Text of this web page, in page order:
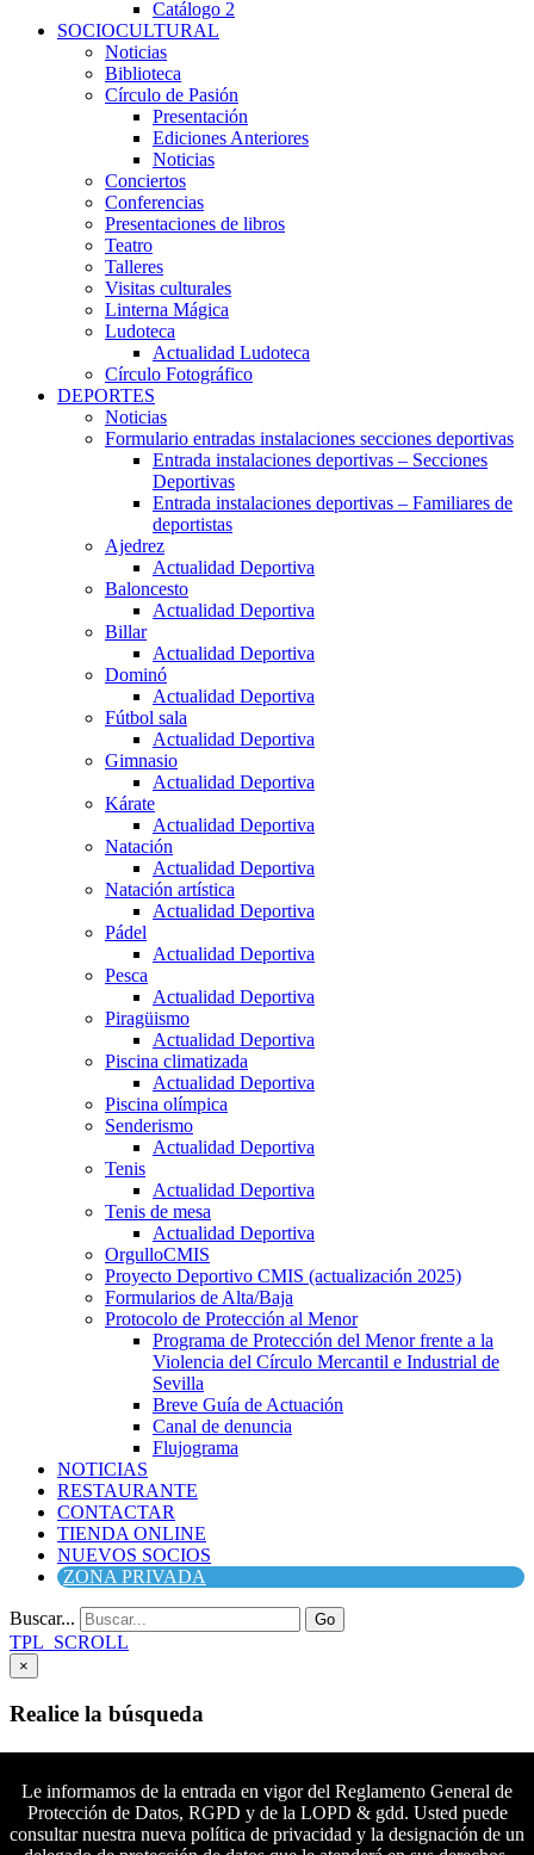
Catálogo 2
SOCIOCULTURAL
Noticias
Biblioteca
Círculo de Pasión
Presentación
Ediciones Anteriores
Noticias
Conciertos
Conferencias
Presentaciones de libros
Teatro
Talleres
Visitas culturales
Linterna Mágica
Ludoteca
Actualidad Ludoteca
Círculo Fotográfico
DEPORTES
Noticias
Formulario entradas instalaciones secciones deportivas
Entrada instalaciones deportivas – Secciones
Deportivas
Entrada instalaciones deportivas – Familiares de
deportistas
Ajedrez
Actualidad Deportiva
Baloncesto
Actualidad Deportiva
Billar
Actualidad Deportiva
Dominó
Actualidad Deportiva
Fútbol sala
Actualidad Deportiva
Gimnasio
Actualidad Deportiva
Kárate
Actualidad Deportiva
Natación
Actualidad Deportiva
Natación artística
Actualidad Deportiva
Pádel
Actualidad Deportiva
Pesca
Actualidad Deportiva
Piragüismo
Actualidad Deportiva
Piscina climatizada
Actualidad Deportiva
Piscina olímpica
Senderismo
Actualidad Deportiva
Tenis
Actualidad Deportiva
Tenis de mesa
Actualidad Deportiva
OrgulloCMIS
Proyecto Deportivo CMIS (actualización 2025)
Formularios de Alta/Baja
Protocolo de Protección al Menor
Programa de Protección del Menor frente a la
Violencia del Círculo Mercantil e Industrial de
Sevilla
Breve Guía de Actuación
Canal de denuncia
Flujograma
NOTICIAS
RESTAURANTE
CONTACTAR
TIENDA ONLINE
NUEVOS SOCIOS
ZONA PRIVADA
Buscar... Go
TPL_SCROLL
×
Realice la búsqueda
Buscar
Síguenos en Facebook
Síguenos en Twitter
Le informamos de la entrada en vigor del Reglamento General de
Protección de Datos, RGPD y de la LOPD & gdd. Usted puede
consultar nuestra nueva política de privacidad y la designación de un